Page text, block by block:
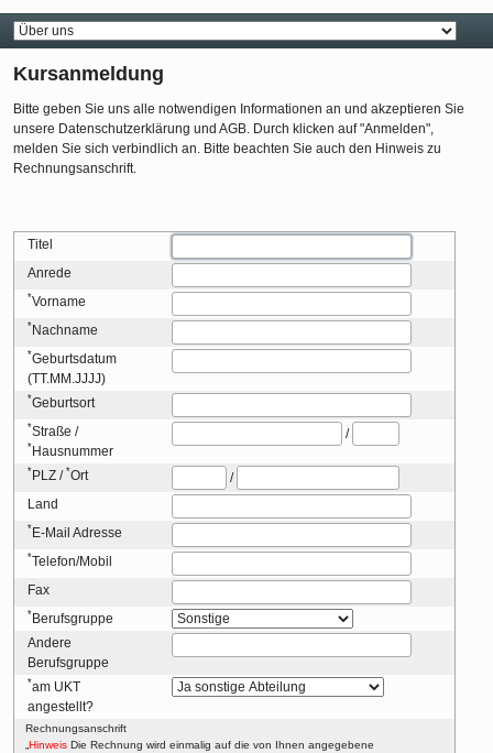
Navigation
Kursanmeldung
Bitte geben Sie uns alle notwendigen Informationen an und akzeptieren Sie
unsere Datenschutzerklärung und AGB. Durch klicken auf "Anmelden",
melden Sie sich verbindlich an. Bitte beachten Sie auch den Hinweis zu
Rechnungsanschrift.
Titel
Anrede
*Vorname
* Nachname
*Geburtsdatum
(TT.MM.JJJJ)
*Geburtsort
*Straße /
* Hausnummer
/
* PLZ / *Ort
/
Land
* E-Mail Adresse
*Telefon/Mobil
Fax
* Berufsgruppe
Andere
Berufsgruppe
*am UKT
angestellt?
Rechnungsanschrift
Hinweis Die Rechnung wird einmalig auf die von Ihnen angegebene